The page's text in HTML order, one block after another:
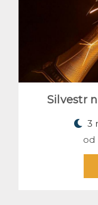
Silvestr
3
od